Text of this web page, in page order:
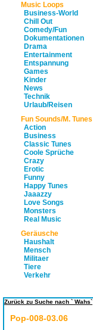
Music Loops
Business-World
Chill Out
Comedy/Fun
Dokumentationen
Drama
Entertainment
Entspannung
Games
Kinder
News
Technik
Urlaub/Reisen
Fun Sounds/M. Tunes
Action
Business
Classic Tunes
Coole Sprüche
Crazy
Erotic
Funny
Happy Tunes
Jaaazzy
Love Songs
Monsters
Real Music
Geräusche
Haushalt
Mensch
Militaer
Tiere
Verkehr
Zurück zu Suche nach ` Wahs`
Pop-008-03.06